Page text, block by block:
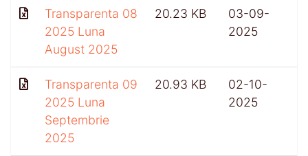
Transparenta 08
2025 Luna
August 2025
20.23 KB
03-09-
2025
Transparenta 09
2025 Luna
Septembrie
2025
20.93 KB
02-10-
2025